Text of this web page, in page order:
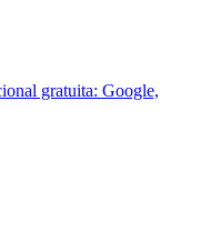
gratuita: Google,